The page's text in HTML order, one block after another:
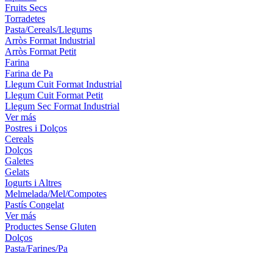
Fruits Secs
Torradetes
Pasta/Cereals/Llegums
Arròs Format Industrial
Arròs Format Petit
Farina
Farina de Pa
Llegum Cuit Format Industrial
Llegum Cuit Format Petit
Llegum Sec Format Industrial
Ver más
Postres i Dolços
Cereals
Dolços
Galetes
Gelats
Iogurts i Altres
Melmelada/Mel/Compotes
Pastís Congelat
Ver más
Productes Sense Gluten
Dolços
Pasta/Farines/Pa